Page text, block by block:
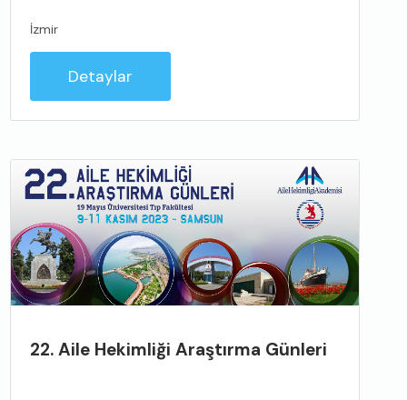
İzmir
Detaylar
22. Aile Hekimliği Araştırma Günleri